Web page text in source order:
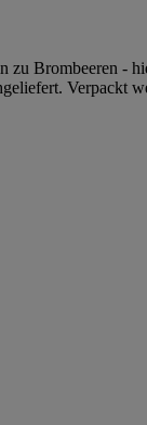
Brombeeren -
Verpackt